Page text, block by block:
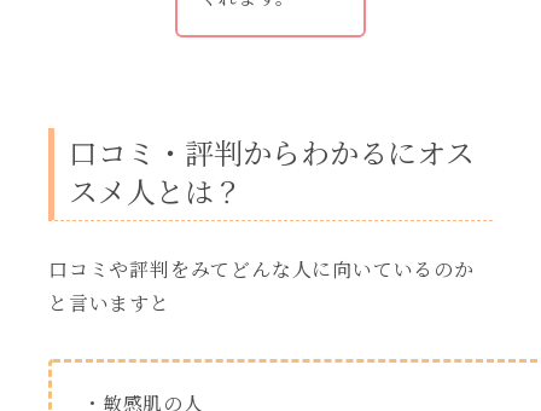
口コミ・評判からわかるにオス
スメ人とは？
口コミや評判をみてどんな人に向いているのか
と言いますと
・敏感肌の人